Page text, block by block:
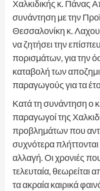
Χαλκιδικής κ. Πάνας
συνάντηση με την
Θεσσαλονίκη κ.
να ζητήσει την
πορισμάτων, για την
καταβολή των
παραγωγούς για τα
Κατά τη συνάντηση ο
παραγωγοί της
προβλημάτων που
συχνότερα πλήττονται
αλλαγή. Οι χρονιές
τελευταία, θεωρείται
τα ακραία καιρικά